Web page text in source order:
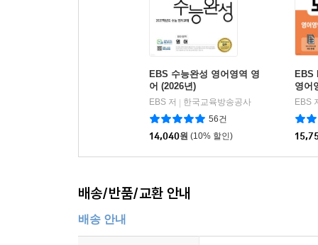
EBS 수능완성 영어영역 영
어 (2026년)
EBS 저
한국교육방송공사
56건
14,040원 (10% 할인)
EBS
영어
EBS
배송/반품/교환 안내
배송 안내